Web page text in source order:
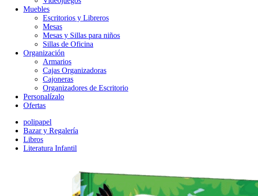
Muebles
Escritorios y Libreros
Mesas
Mesas y Sillas para niños
Sillas de Oficina
Organización
Armarios
Cajas Organizadoras
Cajoneras
Organizadores de Escritorio
Personalízalo
Ofertas
polipapel
Bazar y Regalería
Libros
Literatura Infantil